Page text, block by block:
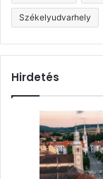
Székelyudvarhely
Hirdetés